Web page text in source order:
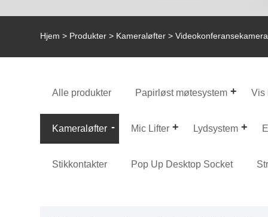
Hjem > Produkter > Kameraløfter >
Alle produkter Papirløst møtesystem Vis
Kameraløfter Mic Lifter Lydsystem
Stikkontakter Pop Up Desktop Socket